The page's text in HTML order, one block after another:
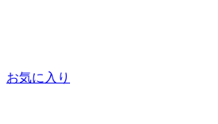
お気に入り